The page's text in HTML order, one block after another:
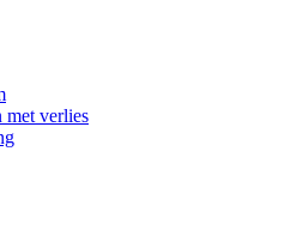
met verlies